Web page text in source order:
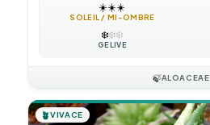
☀️☀️☀️
SOLEIL / MI-OMBRE
❄️❄️❄️
GÉLIVE
🍃ALOACEAE
🪴VIVACE